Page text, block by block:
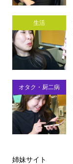
生活
オタク・厨二病
姉妹サイト